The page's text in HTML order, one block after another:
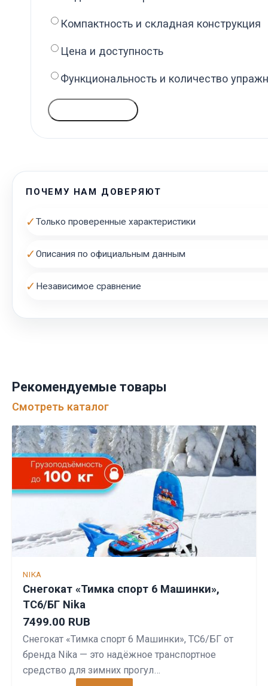
Компактность и складная конструкция
Цена и доступность
Функциональность и количество
ПОЧЕМУ НАМ ДОВЕРЯЮТ
✓Только проверенные характеристики
✓Описания по официальным данным
✓ Независимое сравнение
Рекомендуемые товары
Смотреть каталог
NIKA
Снегокат «Тимка спорт 6 Машинки»,
ТС6/БГ Nika
7499.00 RUB
Снегокат «Тимка спорт 6 Машинки», ТС6/БГ от
бренда Nika — это надёжное транспортное
средство для зимних прогул…